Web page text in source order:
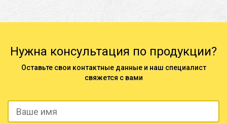
Нужна консультация по продукции?
Оставьте свои контактные данные и наш специалист
свяжется с вами